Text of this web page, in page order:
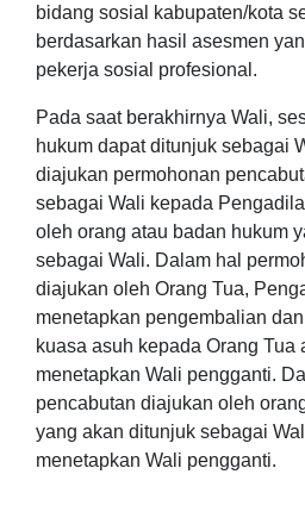
bidang sosial kabupaten/kota
berdasarkan hasil asesmen
pekerja sosial profesional.
Pada saat berakhirnya Wali,
hukum dapat ditunjuk sebagai
diajukan permohonan
sebagai Wali kepada
oleh orang atau badan hukum
sebagai Wali. Dalam hal
diajukan oleh Orang Tua,
menetapkan pengembalian
kuasa asuh kepada Orang Tua
menetapkan Wali pengganti.
pencabutan diajukan oleh
yang akan ditunjuk sebagai
menetapkan Wali pengganti.